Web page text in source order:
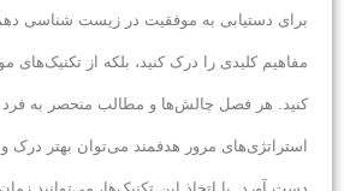
برای دستیابی به موفقیت در زیست شناسی
مفاهیم کلیدی را درک کنید، بلکه از تکنیک‌های
کنید. هر فصل چالش‌ها و مطالب منحصر به فرد
استراتژی‌های مرور هدفمند می‌توان بهتر درک و